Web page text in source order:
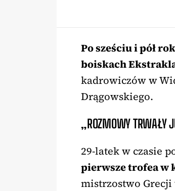
Po sześciu i pół
boiskach
kadrowiczów w
Drągowskiego.
„ROZMOWY TRWAŁY
29-latek w czasie
pierwsze trofea w
mistrzostwo